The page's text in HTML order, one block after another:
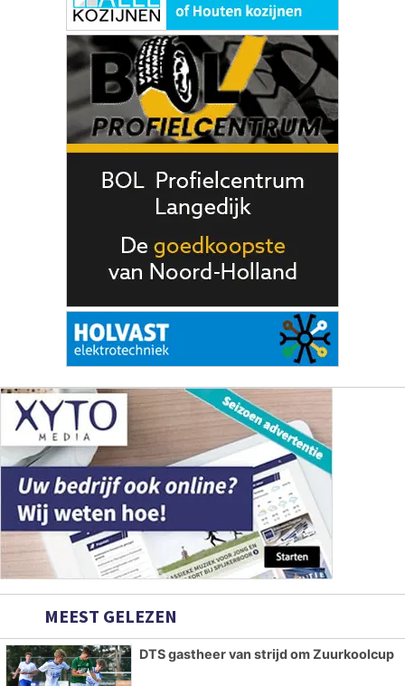
MEEST GELEZEN
DTS gastheer van strijd om Zuurkoolcup